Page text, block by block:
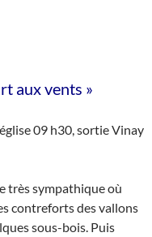
aux vents »
09 h30, sortie Vinay
très sympathique où
contreforts des vallons
sous-bois. Puis